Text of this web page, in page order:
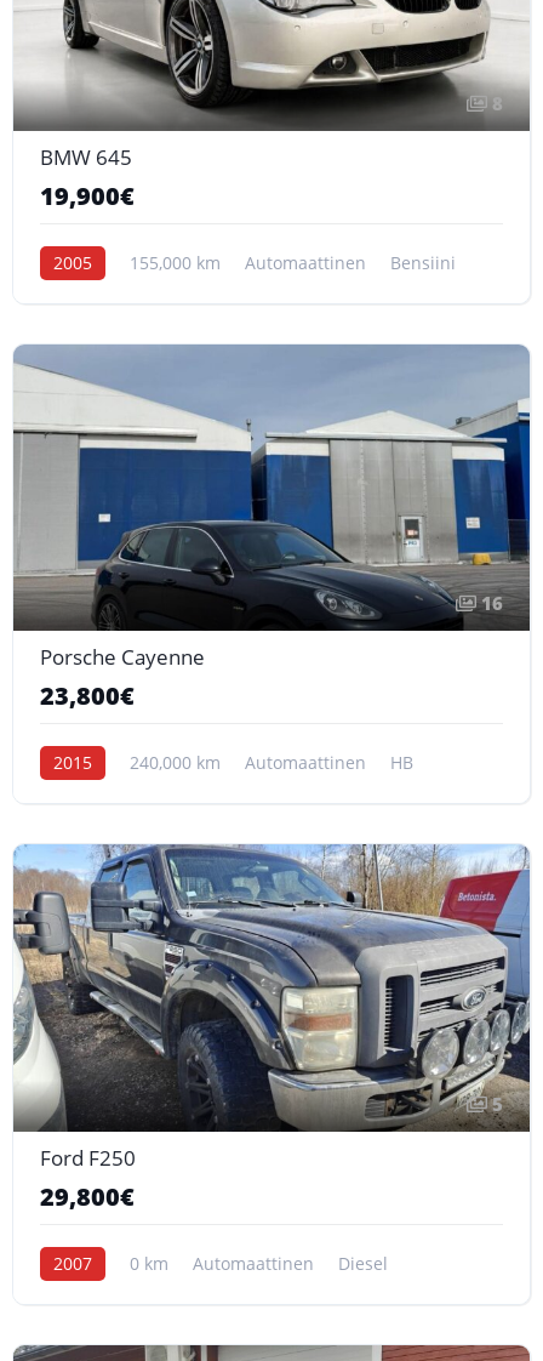
8
BMW 645
19,900€
2005 155,000 km Automaattinen Bensiini
16
Porsche Cayenne
23,800€
2015 240,000 km Automaattinen HB
5
Ford F250
29,800€
2007 0 km Automaattinen Diesel